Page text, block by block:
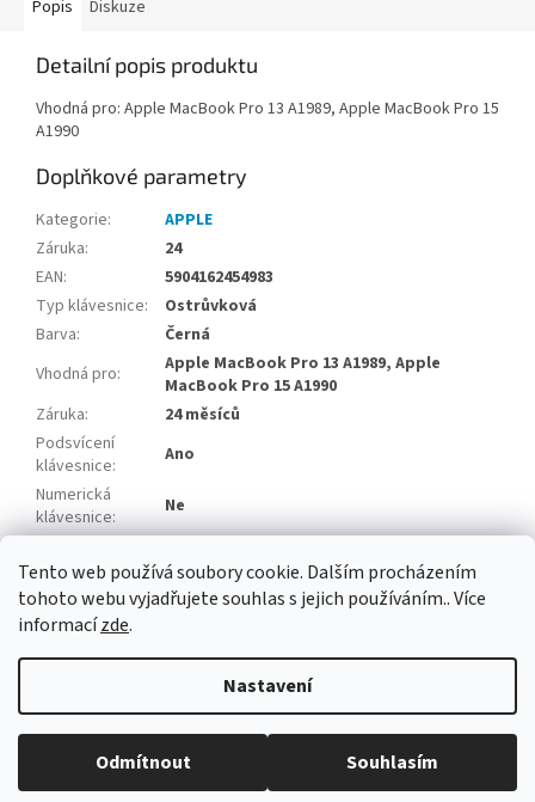
Tento web používá soubory cookie. Dalším procházením
tohoto webu vyjadřujete souhlas s jejich používáním.. Více
informacízde.
Nastavení
Odmítnout Souhlasím
Popis Diskuze
Detailní popis produktu
Vhodná pro: Apple MacBook Pro 13 A1989, Apple MacBook Pro 15
A1990
Doplňkové parametry
Kategorie:
APPLE
Záruka:
24
EAN:
5904162454983
Typ klávesnice:
Ostrůvková
Barva:
Černá
Vhodná pro:
Apple MacBook Pro 13 A1989, Apple
MacBook Pro 15 A1990
Záruka:
24 měsíců
Podsvícení
klávesnice:
Ano
Numerická
klávesnice:
Ne
Položka byla vyprodána…
Vytvořil Shoptet
Copyright 2026baterie-adaptery.cz . Všechna práva vyhrazena.